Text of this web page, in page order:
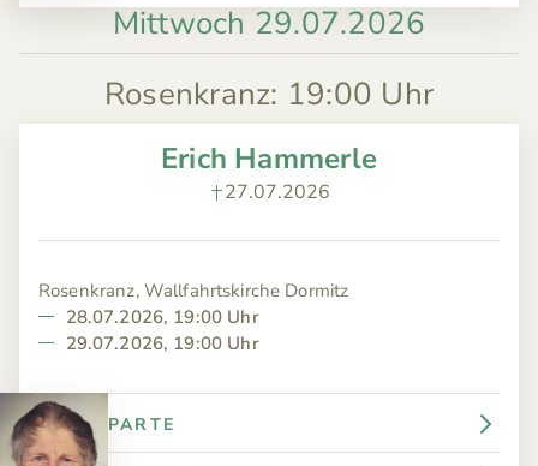
Mittwoch 29.07.2026
Rosenkranz: 19:00 Uhr
PARTE
Erich Hammerle
27.07.2026
Rosenkranz, Wallfahrtskirche Dormitz
28.07.2026, 19:00 Uhr
29.07.2026, 19:00 Uhr